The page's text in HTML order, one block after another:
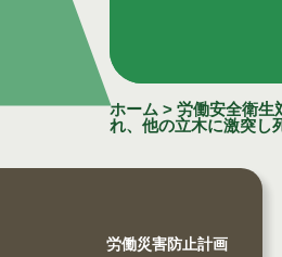
ホーム > 労働安全衛生
れ、他の立木に激突し
労働災害防止計画